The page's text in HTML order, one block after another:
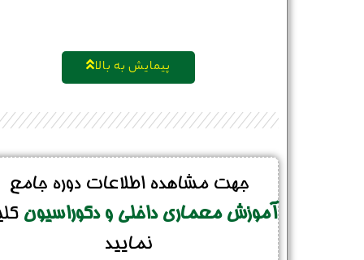
پیمایش به بالا
جهت مشاهده اطلاعات دوره جامع
آموزش معماری داخلی و دکوراسیون
نمایید